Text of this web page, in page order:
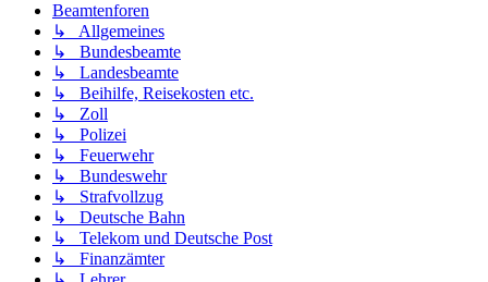
Beamtenforen
↳ Allgemeines
↳ Bundesbeamte
↳ Landesbeamte
↳ Beihilfe, Reisekosten etc.
↳ Zoll
↳ Polizei
↳ Feuerwehr
↳ Bundeswehr
↳ Strafvollzug
↳ Deutsche Bahn
↳ Telekom und Deutsche Post
↳ Finanzämter